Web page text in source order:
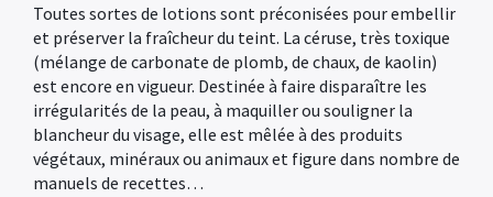
Toutes sortes de lotions sont préconisées pour embellir
et préserver la fraîcheur du teint. La céruse, très toxique
(mélange de carbonate de plomb, de chaux, de kaolin)
est encore en vigueur. Destinée à faire disparaître les
irrégularités de la peau, à maquiller ou souligner la
blancheur du visage, elle est mêlée à des produits
végétaux, minéraux ou animaux et figure dans nombre de
manuels de recettes…